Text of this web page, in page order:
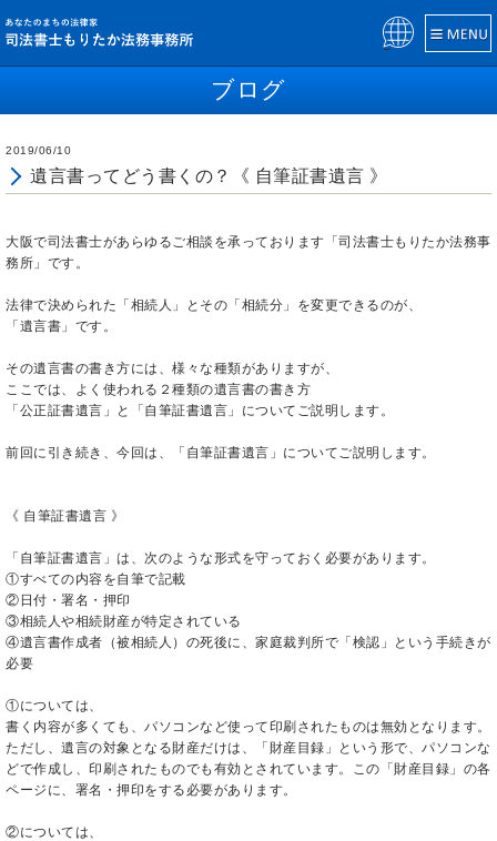
Pow
ブログ
2019/06/10
遺言書ってどう書くの？《 自筆証書遺言 》
大阪で司法書士があらゆるご相談を承っております「司法書士もりたか法務事
務所」です。
法律で決められた「相続人」とその「相続分」を変更できるのが、
「遺言書」です。
その遺言書の書き方には、様々な種類がありますが、
ここでは、よく使われる２種類の遺言書の書き方
「公正証書遺言」と「自筆証書遺言」についてご説明します。
前回に引き続き、今回は、「自筆証書遺言」についてご説明します。
《 自筆証書遺言 》
「自筆証書遺言」は、次のような形式を守っておく必要があります。
①すべての内容を自筆で記載
②日付・署名・押印
③相続人や相続財産が特定されている
④遺言書作成者（被相続人）の死後に、家庭裁判所で「検認」という手続きが
必要
①については、
書く内容が多くても、パソコンなど使って印刷されたものは無効となります。
ただし、遺言の対象となる財産だけは、「財産目録」という形で、パソコンな
どで作成し、印刷されたものでも有効とされています。この「財産目録」の各
ページに、署名・押印をする必要があります。
②については、